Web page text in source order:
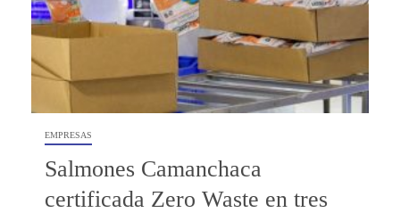
EMPRESAS
Salmones Camanchaca
certificada Zero Waste en tres